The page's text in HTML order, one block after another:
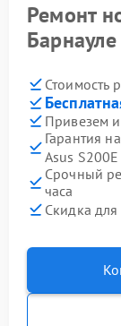
Ремонт
Барнауле
Стоимость
Привезем
Гарантия
Asus S200E
Срочный
часа
Скидка для